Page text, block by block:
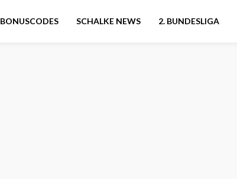
BONUSCODES SCHALKE NEWS 2. BUNDESLIGA